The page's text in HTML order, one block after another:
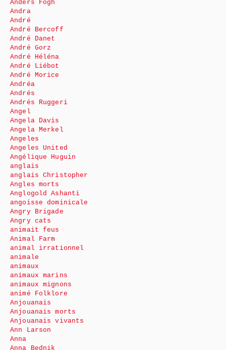
Anders Fogh
Andra
André
André Bercoff
André Danet
André Gorz
André Héléna
André Liébot
André Morice
Andréa
Andrés
Andrés Ruggeri
Angel
Angela Davis
Angela Merkel
Angeles
Angeles United
Angélique Huguin
anglais
anglais Christopher
Angles morts
Anglogold Ashanti
angoisse dominicale
Angry Brigade
Angry cats
animait feus
Animal Farm
animal irrationnel
animale
animaux
animaux marins
animaux mignons
animé Folklore
Anjouanais
Anjouanais morts
Anjouanais vivants
Ann Larson
Anna
Anna Bednik